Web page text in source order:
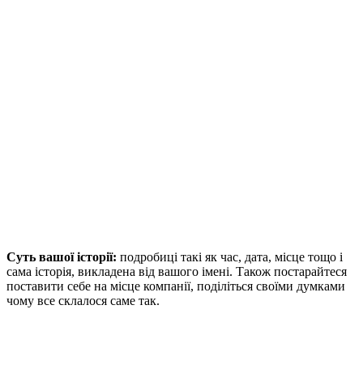
Суть вашої історії: подробиці такі як час, дата, місце тощо і
сама історія, викладена від вашого імені. Також постарайтеся
поставити себе на місце компанії, поділіться своїми думками
чому все склалося саме так.